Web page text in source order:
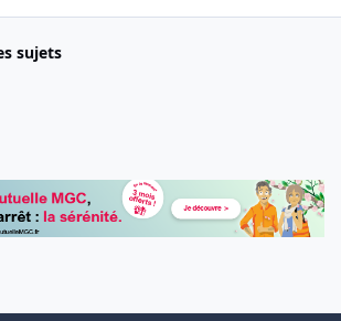
sujets